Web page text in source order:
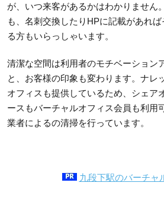
が、いつ来客があるかはわかりません
も、名刺交換したりHPに記載があれ
る方もいらっしゃいます。
清潔な空間は利用者のモチベーション
と、お客様の印象も変わります。ナレ
オフィスも提供しているため、シェア
ースもバーチャルオフィス会員も利用
業者によるの清掃を行っています。
九段下駅のバーチャ